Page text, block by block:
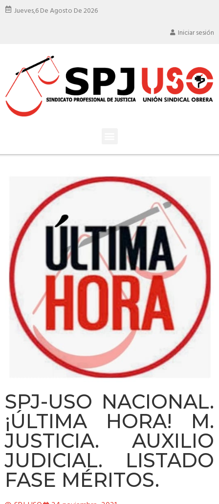
Jueves,6 De Agosto De 2026
Iniciar sesión
SPJ-USO NACIONAL.
¡ÚLTIMA HORA! M.
JUSTICIA. AUXILIO
JUDICIAL. LISTADO
FASE MÉRITOS.